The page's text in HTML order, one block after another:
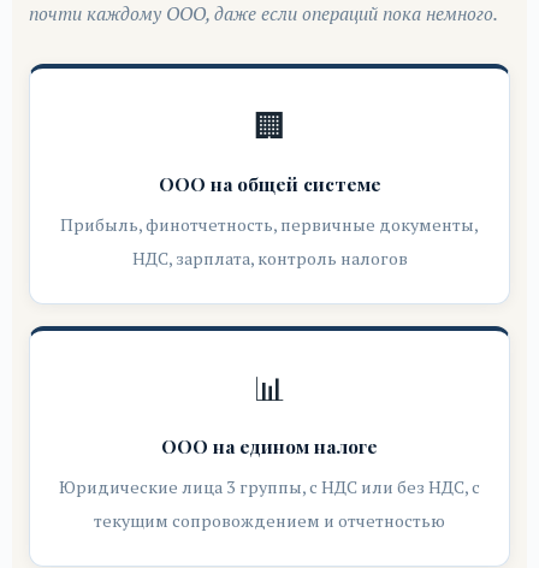
почти каждому ООО, даже если операций пока немного.
🏢
ООО на общей системе
Прибыль, финотчетность, первичные документы,
НДС, зарплата, контроль налогов
📊
ООО на едином налоге
Юридические лица 3 группы, с НДС или без НДС, с
текущим сопровождением и отчетностью